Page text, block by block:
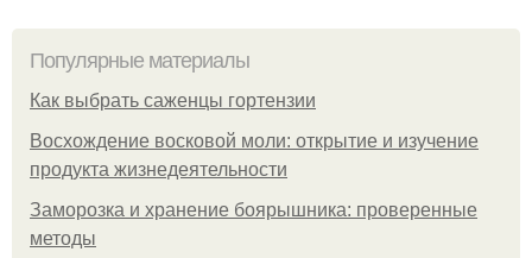
Популярные материалы
Как выбрать саженцы гортензии
Восхождение восковой моли: открытие и изучение
продукта жизнедеятельности
Заморозка и хранение боярышника: проверенные
методы